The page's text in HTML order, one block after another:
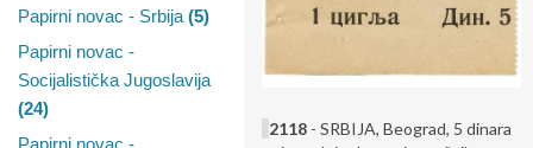
Papirni novac - Srbija (5)
Papirni novac -
Socijalistička Jugoslavija
(24)
2118 - SRBIJA, Beograd, 5 dinara